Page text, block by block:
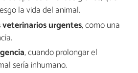
la vida del animal.
urgentes, como una
, cuando prolongar el
sería inhumano.